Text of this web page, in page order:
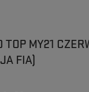
TOP MY21
FIA)